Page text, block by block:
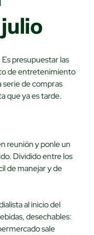
presupuestar las
de entretenimiento
serie de compras
que ya es tarde.
reunión y ponle un
Dividido entre los
de manejar y de
al inicio del
desechables:
sale